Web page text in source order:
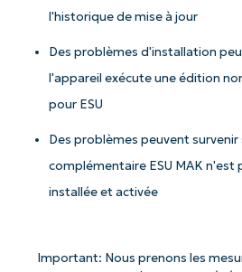
l'historique de mise à jour
Des problèmes d'installation
l'appareil exécute une édition
pour ESU
Des problèmes peuvent survenir
complémentaire ESU MAK
installée et activée
Important: Nous prenons les